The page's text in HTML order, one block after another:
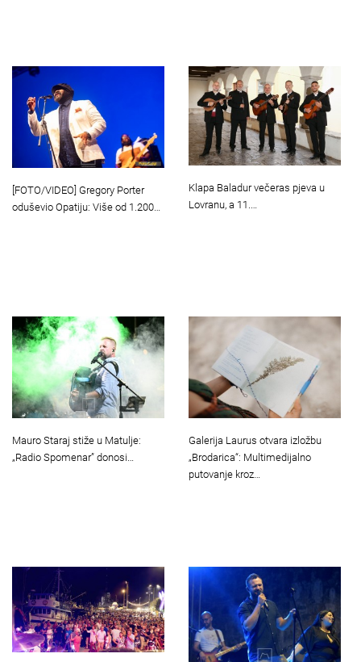
[FOTO/VIDEO] Gregory Porter
oduševio Opatiju: Više od 1.200…
Klapa Baladur večeras pjeva u
Lovranu, a 11.…
Mauro Staraj stiže u Matulje:
„Radio Spomenar” donosi…
Galerija Laurus otvara izložbu
„Brodarica“: Multimedijalno
putovanje kroz…